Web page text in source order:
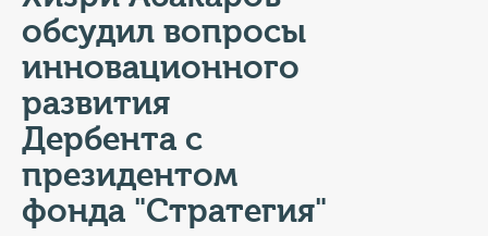
КОНТАКТЫ
ТАРИФЫ
ГЕРОИ Z
КАТАЛОГ УСЛУГ
обсудил вопросы
инновационного
развития
Дербента с
президентом
фонда "Стратегия"